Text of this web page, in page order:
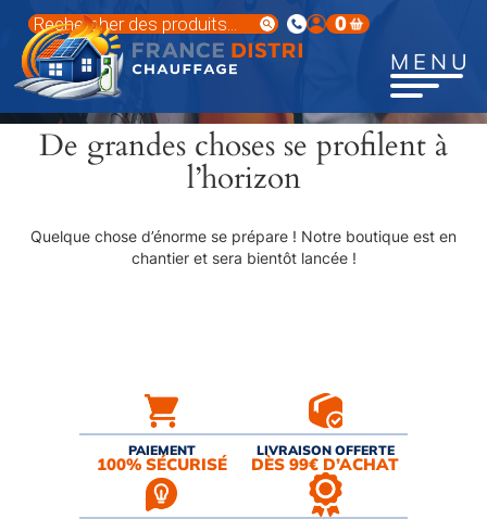
contenu
principal
Recherche
de
produits
0
MENU
De grandes choses se profilent à
l’horizon
Quelque chose d’énorme se prépare ! Notre boutique est en
chantier et sera bientôt lancée !
PAIEMENT
100% SÉCURISÉ
LIVRAISON OFFERTE
DÈS 99€ D’ACHAT